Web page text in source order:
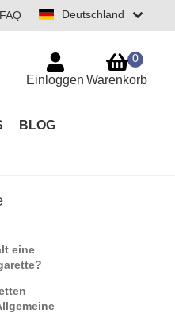
Deutschland
FAQ
BLOG
Einloggen Warenkorb
0
eine